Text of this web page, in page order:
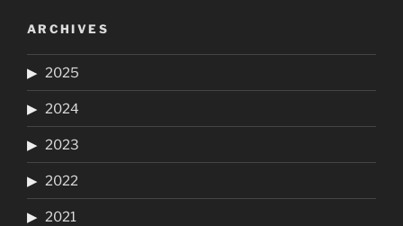
ARCHIVES
2025
2024
2023
2022
2021